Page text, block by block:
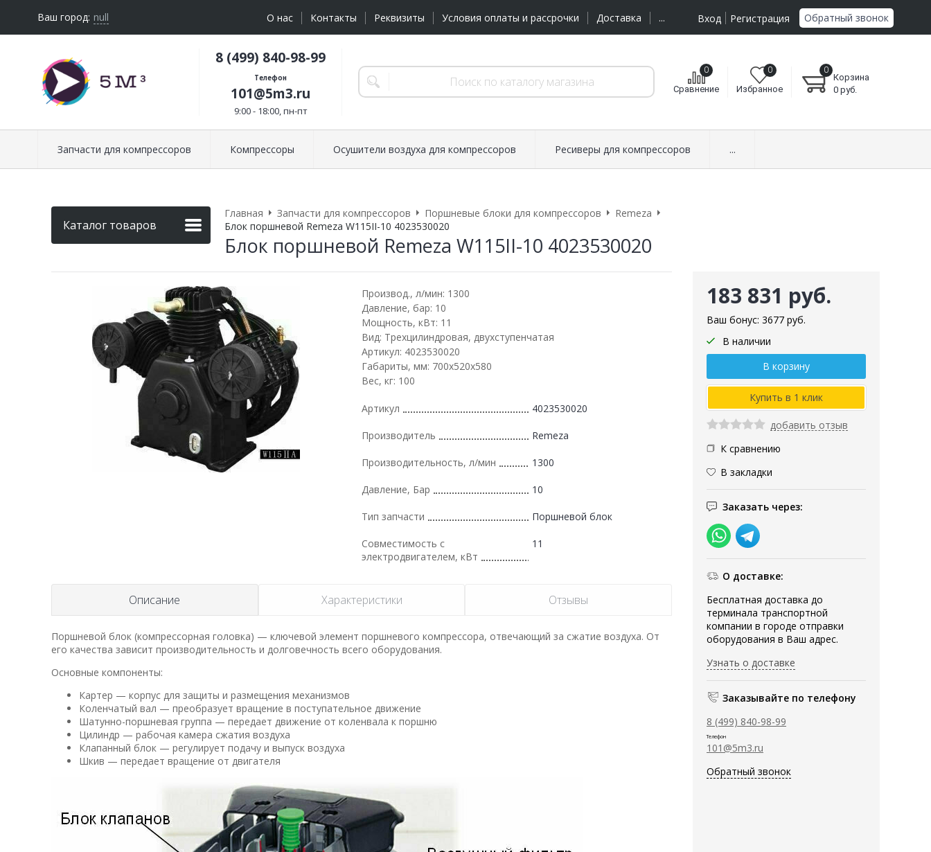
Ваш город: null О нас Контакты Реквизиты Условия оплаты и рассрочки Доставка ... Вход Регистрация Обратный звонок
8 (499) 840-98-99
Телефон
101@5m3.ru
9:00 - 18:00, пн-пт
Сравнение
0
Избранное
0
Корзина
0
0 руб.
Запчасти для компрессоров Компрессоры Осушители воздуха для компрессоров Ресиверы для компрессоров ...
Каталог товаров
Главная Запчасти для компрессоров Поршневые блоки для компрессоров
Remeza
Блок поршневой Remeza W115II-10 4023530020
Блок поршневой Remeza W115II-10 4023530020
183 831 руб.
Ваш бонус: 3677 руб.
В наличии
добавить отзыв
К сравнению
В закладки
Заказать через:
О доставке:
Бесплатная доставка до
терминала транспортной
компании в городе отправки
оборудования в Ваш адрес.
Узнать о доставке
Заказывайте по телефону
8 (499) 840-98-99
Телефон
101@5m3.ru
Обратный звонок
Производ., л/мин: 1300
Давление, бар: 10
Мощность, кВт: 11
Вид: Трехцилиндровая, двухступенчатая
Артикул: 4023530020
Габариты, мм: 700x520x580
Вес, кг: 100
Артикул 4023530020
Производитель Remeza
Производительность, л/мин 1300
Давление, Бар 10
Тип запчасти Поршневой блок
Совместимость с
электродвигателем, кВт
11
Описание Характеристики Отзывы
Поршневой блок (компрессорная головка) — ключевой элемент поршневого компрессора, отвечающий за сжатие воздуха. От
его качества зависит производительность и долговечность всего оборудования.
Основные компоненты:
Картер — корпус для защиты и размещения механизмов
Коленчатый вал — преобразует вращение в поступательное движение
Шатунно-поршневая группа — передает движение от коленвала к поршню
Цилиндр — рабочая камера сжатия воздуха
Клапанный блок — регулирует подачу и выпуск воздуха
Шкив — передает вращение от двигателя